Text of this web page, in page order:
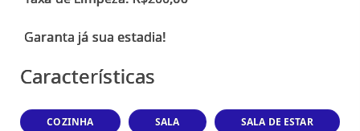
Características
COZINHA SALA SALA DE ESTAR